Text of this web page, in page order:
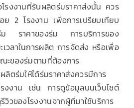
โรงงานที่รับผลิตร่มราคาส่งนั้น ควร
ย 2 โรงงาน เพื่อการเปรียบเทียบ
ราคาของร่ม การบริการของ
เวลาในการผลิต การจัดส่ง หรือเพื่อ
ะของร่มตามที่ต้องการ
ลิตร่มให้ได้ร่มราคาส่งควรมีการ
งงาน เช่น การดูข้อมูลบนเว็บไซต์
วิวของโรงงานจากผู้ที่มาใช้บริการ